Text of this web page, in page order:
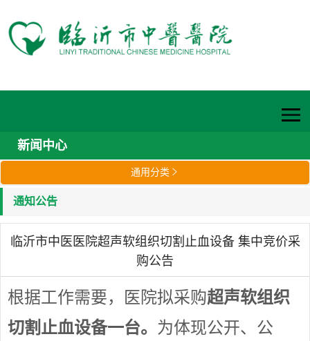
新闻中心
通用分类 
通知公告
临沂市中医医院超声软组织切割止血设备 集中竞价采
购公告
根据工作需要，医院拟采购超声软组织
切割止血设备一台。 为体现公开、公